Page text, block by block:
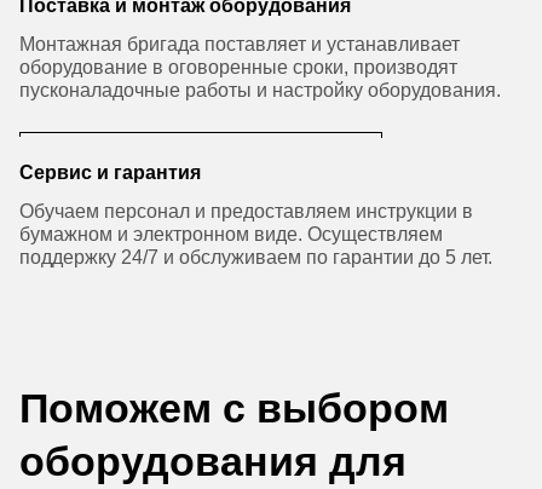
Поставка и монтаж оборудования
Монтажная бригада поставляет и устанавливает
оборудование в оговоренные сроки, производят
пусконаладочные работы и настройку оборудования.
Сервис и гарантия
Обучаем персонал и предоставляем инструкции в
бумажном и электронном виде. Осуществляем
поддержку 24/7 и обслуживаем по гарантии до 5 лет.
Поможем с выбором
оборудования для